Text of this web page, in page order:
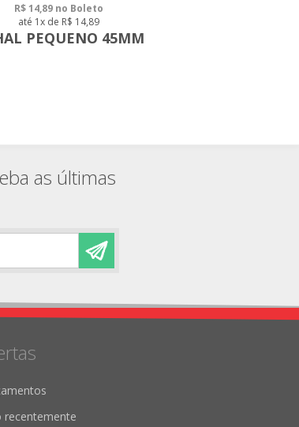
R$ 14,89 no Boleto
até 1x de R$ 14,89
PEQUENO 45MM
as últimas
recentemente